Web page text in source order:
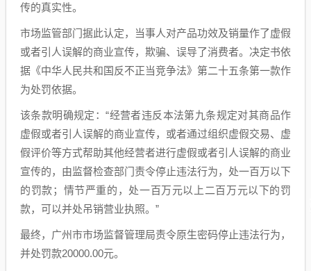
传的真实性。
市场监管部门据此认定，当事人对产品功效及销量作了虚假
或者引人误解的商业宣传，欺骗、误导了消费者。决定书依
据《中华人民共和国反不正当竞争法》第二十五条第一款作
为处罚依据。
该条款明确规定：“经营者违反本法第九条规定对其商品作
虚假或者引人误解的商业宣传，或者通过组织虚假交易、虚
假评价等方式帮助其他经营者进行虚假或者引人误解的商业
宣传的，由监督检查部门责令停止违法行为，处一百万以下
的罚款；情节严重的，处一百万元以上二百万元以下的罚
款，可以并处吊销营业执照。”
最终，广州市市场监督管理局责令原生密码停止违法行为，
并处罚款20000.00元。